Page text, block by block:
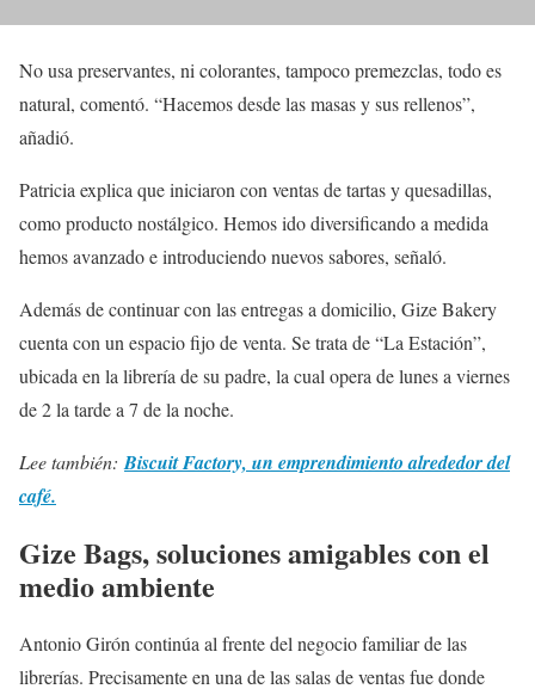
No usa preservantes, ni colorantes, tampoco premezclas, todo es
natural, comentó. “Hacemos desde las masas y sus rellenos”,
añadió.
Patricia explica que iniciaron con ventas de tartas y quesadillas,
como producto nostálgico. Hemos ido diversificando a medida
hemos avanzado e introduciendo nuevos sabores, señaló.
Además de continuar con las entregas a domicilio, Gize Bakery
cuenta con un espacio fijo de venta. Se trata de “La Estación”,
ubicada en la librería de su padre, la cual opera de lunes a viernes
de 2 la tarde a 7 de la noche.
Lee también: Biscuit Factory, un emprendimiento alrededor del
café.
Gize Bags, soluciones amigables con el
medio ambiente
Antonio Girón continúa al frente del negocio familiar de las
librerías. Precisamente en una de las salas de ventas fue donde